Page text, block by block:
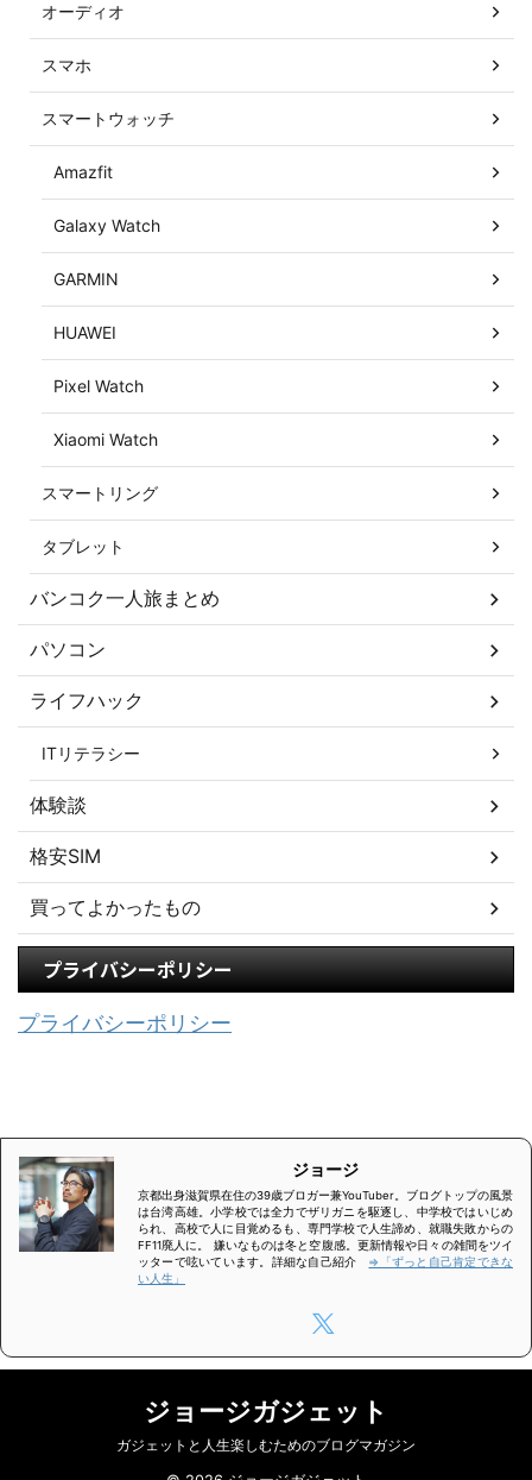
オーディオ
スマホ
スマートウォッチ
Amazfit
Galaxy Watch
GARMIN
HUAWEI
Pixel Watch
Xiaomi Watch
スマートリング
タブレット
バンコク一人旅まとめ
パソコン
ライフハック
ITリテラシー
体験談
格安SIM
買ってよかったもの
プライバシーポリシー
プライバシーポリシー
ジョージ
京都出身滋賀県在住の39歳ブロガー兼YouTuber。ブログトップの風景
は台湾高雄。小学校では全力でザリガニを駆逐し、中学校ではいじめ
られ、高校で人に目覚めるも、専門学校で人生諦め、就職失敗からの
FF11廃人に。 嫌いなものは冬と空腹感。更新情報や日々の雑間をツイ
ッターで呟いています。詳細な自己紹介 ⇒「ずっと自己肯定できな
い人生」
ジョージガジェット
ガジェットと人生楽しむためのブログマガジン